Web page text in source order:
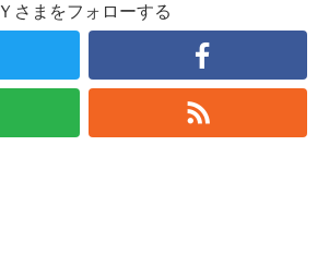
Ｙさまをフォローする